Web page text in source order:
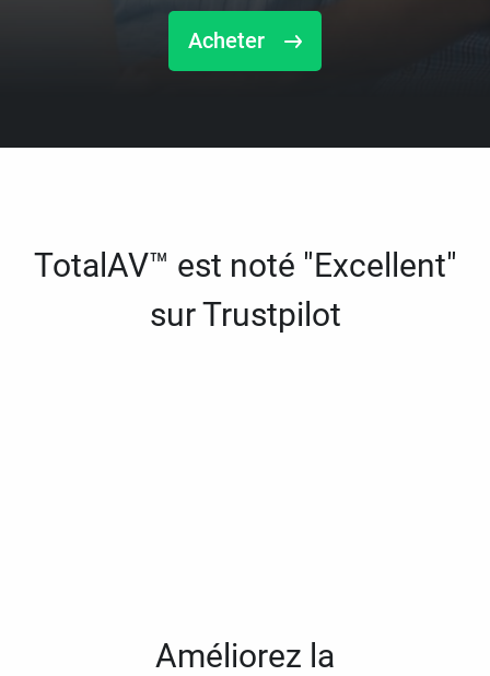
Acheter
TotalAV™ est noté "Excellent"
sur Trustpilot
Améliorez la